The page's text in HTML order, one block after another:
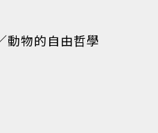
動物的自由哲學